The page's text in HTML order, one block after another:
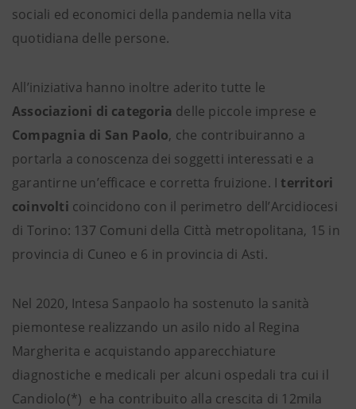
sociali ed economici della pandemia nella vita
quotidiana delle persone.
All’iniziativa hanno inoltre aderito tutte le
Associazioni di categoria delle piccole imprese e
Compagnia di San Paolo, che contribuiranno a
portarla a conoscenza dei soggetti interessati e a
garantirne un’efficace e corretta fruizione. I territori
coinvolti coincidono con il perimetro dell’Arcidiocesi
di Torino: 137 Comuni della Città metropolitana, 15 in
provincia di Cuneo e 6 in provincia di Asti.
Nel 2020, Intesa Sanpaolo ha sostenuto la sanità
piemontese realizzando un asilo nido al Regina
Margherita e acquistando apparecchiature
diagnostiche e medicali per alcuni ospedali tra cui il
Candiolo(*) e ha contribuito alla crescita di 12mila